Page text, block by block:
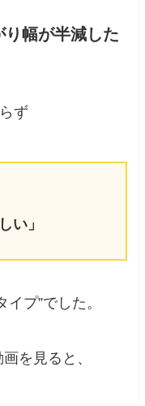
幅が半減した
ず
い」
プ”でした。
を見ると、